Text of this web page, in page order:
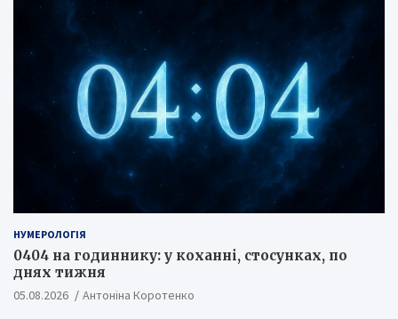
НУМЕРОЛОГІЯ
0404 на годиннику: у коханні, стосунках, по
днях тижня
05.08.2026 Антоніна Коротенко